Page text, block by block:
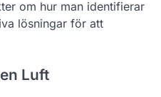
om hur man identifierar
lösningar för att
Luft